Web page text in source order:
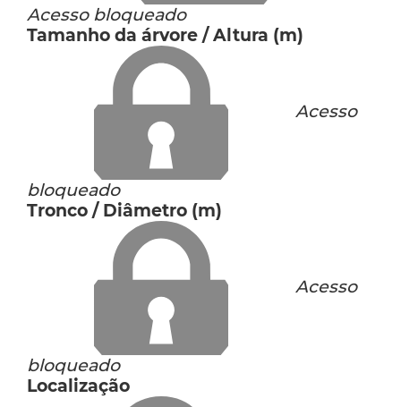
Acesso bloqueado
Tamanho da árvore / Altura (m)
Acesso
bloqueado
Tronco / Diâmetro (m)
Acesso
bloqueado
Localização